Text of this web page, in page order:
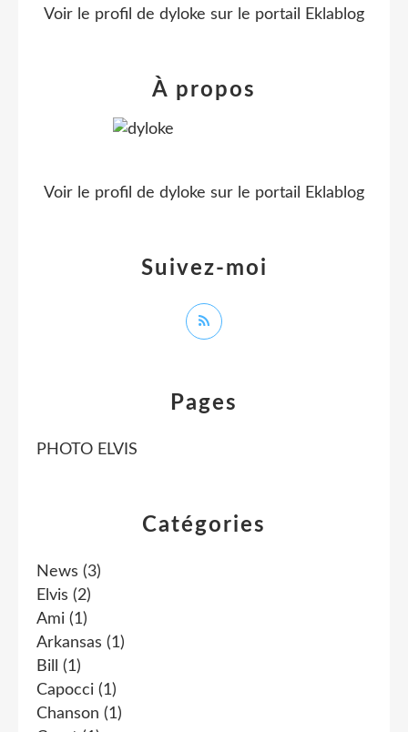
Catégories
News (3)
Elvis (2)
Ami (1)
Arkansas (1)
Bill
(1)
Capocci (1)
Chanson (1)
Pages
PHOTO ELVIS
Voir le profil de dyloke sur le portail Eklablog
Suivez-moi
À propos
Voir le profil de dyloke sur le portail Eklablog